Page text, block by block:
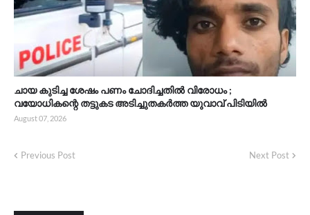
ചായ കുടിച്ച ശേഷം പണം ചോദിച്ചതിൽ വിരോധം ;
വയോധികന്റെ തട്ടുകട അടിച്ചുതകർത്ത യുവാവ് പിടിയിൽ
August 07, 2026
Previous Post Next Post